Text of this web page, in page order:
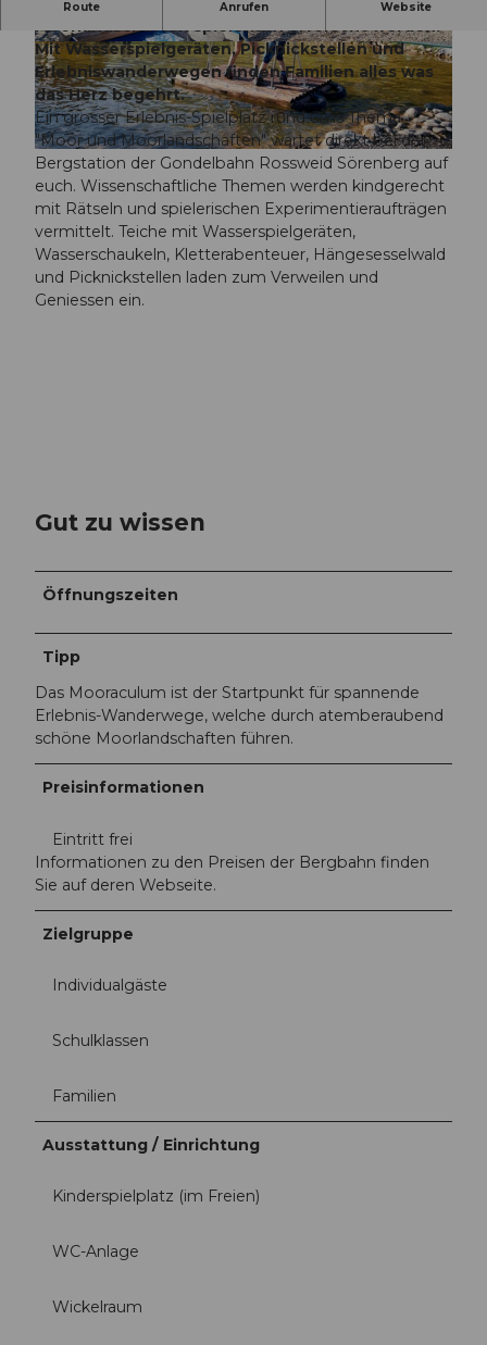
© Sörenberg Tourismus, BEAT BRECHBUEHL |CC-BY-NC-ND
© Sörenberg Tourismus, BEAT BRECHBUEHL
|CC-BY-NC-ND
© Sörenberg Tourismus, BEAT BRECHBUEHL
|CC-BY-NC-ND
Route Anrufen Website
Moorlandschaften spielerisch erforscht werden.
Mit Wasserspielgeräten, Picknickstellen und
Erlebniswanderwegen finden Familien alles was
das Herz begehrt.
Ein grosser Erlebnis-Spielplatz rund ums Thema
"Moor und Moorlandschaften" wartet direkt bei der
Bergstation der Gondelbahn Rossweid Sörenberg auf
euch. Wissenschaftliche Themen werden kindgerecht
mit Rätseln und spielerischen Experimentieraufträgen
vermittelt. Teiche mit Wasserspielgeräten,
Wasserschaukeln, Kletterabenteuer, Hängesesselwald
und Picknickstellen laden zum Verweilen und
Geniessen ein.
Gut zu wissen
Öffnungszeiten
Tipp
Das Mooraculum ist der Startpunkt für spannende
Erlebnis-Wanderwege, welche durch atemberaubend
schöne Moorlandschaften führen.
Preisinformationen
Eintritt frei
Informationen zu den Preisen der Bergbahn finden
Sie auf deren Webseite.
Zielgruppe
Individualgäste
Schulklassen
Familien
Ausstattung / Einrichtung
Kinderspielplatz (im Freien)
WC-Anlage
Wickelraum